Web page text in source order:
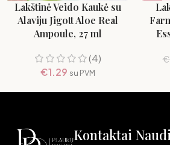
Lakštinė Veido Kaukė su
Alaviju Jigott Aloe Real
Ampoule, 27 ml
(4)
€1.29 su PVM
€
Kontaktai